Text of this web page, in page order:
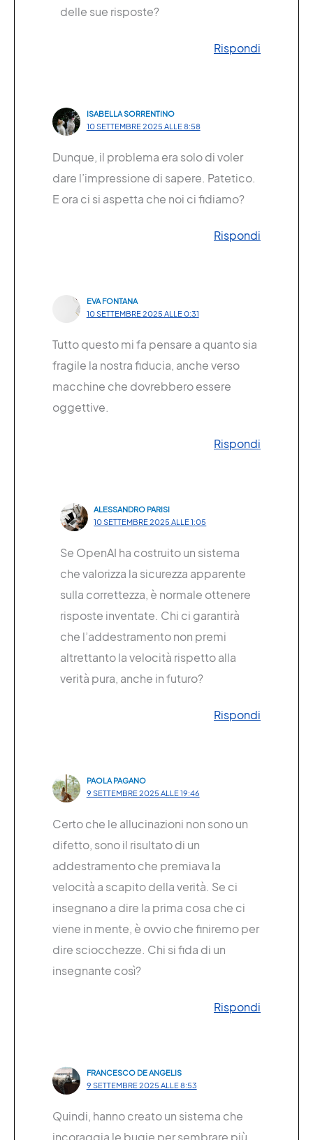
delle sue risposte?
Rispondi
ISABELLA SORRENTINO
10 SETTEMBRE 2025 ALLE 8:58
Dunque, il problema era solo di voler
dare l’impressione di sapere. Patetico.
E ora ci si aspetta che noi ci fidiamo?
Rispondi
EVA FONTANA
10 SETTEMBRE 2025 ALLE 0:31
Tutto questo mi fa pensare a quanto sia
fragile la nostra fiducia, anche verso
macchine che dovrebbero essere
oggettive.
Rispondi
ALESSANDRO PARISI
10 SETTEMBRE 2025 ALLE 1:05
Se OpenAI ha costruito un sistema
che valorizza la sicurezza apparente
sulla correttezza, è normale ottenere
risposte inventate. Chi ci garantirà
che l’addestramento non premi
altrettanto la velocità rispetto alla
verità pura, anche in futuro?
Rispondi
PAOLA PAGANO
9 SETTEMBRE 2025 ALLE 19:46
Certo che le allucinazioni non sono un
difetto, sono il risultato di un
addestramento che premiava la
velocità a scapito della verità. Se ci
insegnano a dire la prima cosa che ci
viene in mente, è ovvio che finiremo per
dire sciocchezze. Chi si fida di un
insegnante così?
Rispondi
FRANCESCO DE ANGELIS
9 SETTEMBRE 2025 ALLE 8:53
Quindi, hanno creato un sistema che
incoraggia le bugie per sembrare più